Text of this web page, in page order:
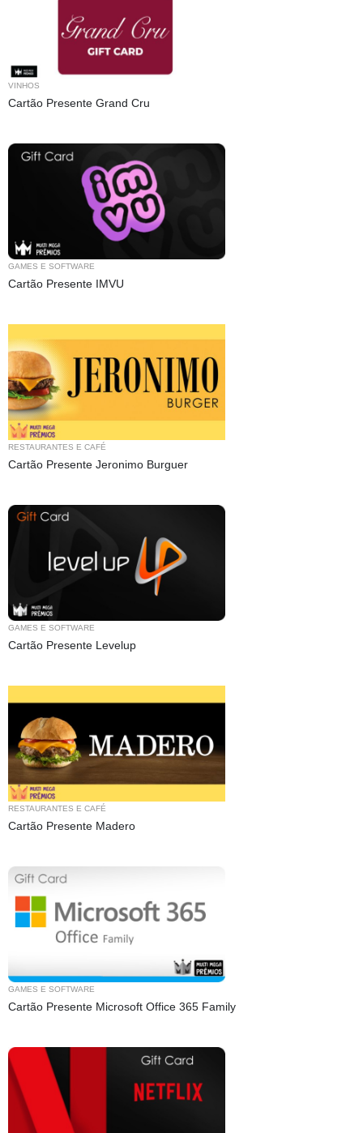
VINHOS
Cartão Presente Grand Cru
GAMES E SOFTWARE
Cartão Presente IMVU
RESTAURANTES E CAFÉ
Cartão Presente Jeronimo Burguer
GAMES E SOFTWARE
Cartão Presente Levelup
RESTAURANTES E CAFÉ
Cartão Presente Madero
GAMES E SOFTWARE
Cartão Presente Microsoft Office 365 Family